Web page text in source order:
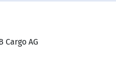
Cargo AG